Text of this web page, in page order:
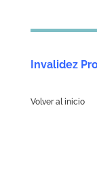
Invalidez
Volver al inicio